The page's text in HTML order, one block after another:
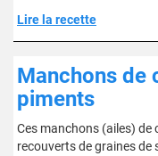
Lire la recette
Manchons de
piments
Ces manchons (ailes) de
recouverts de graines de